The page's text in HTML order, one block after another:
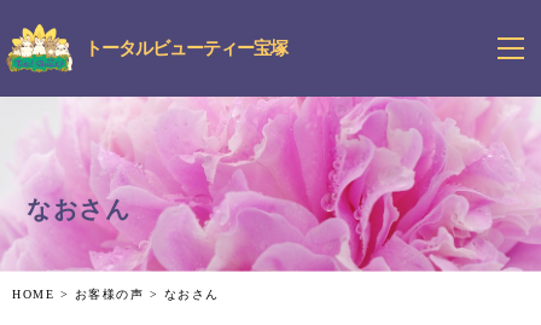
トータルビューティー宝塚
なおさん
HOME > お客様の声 > なおさん